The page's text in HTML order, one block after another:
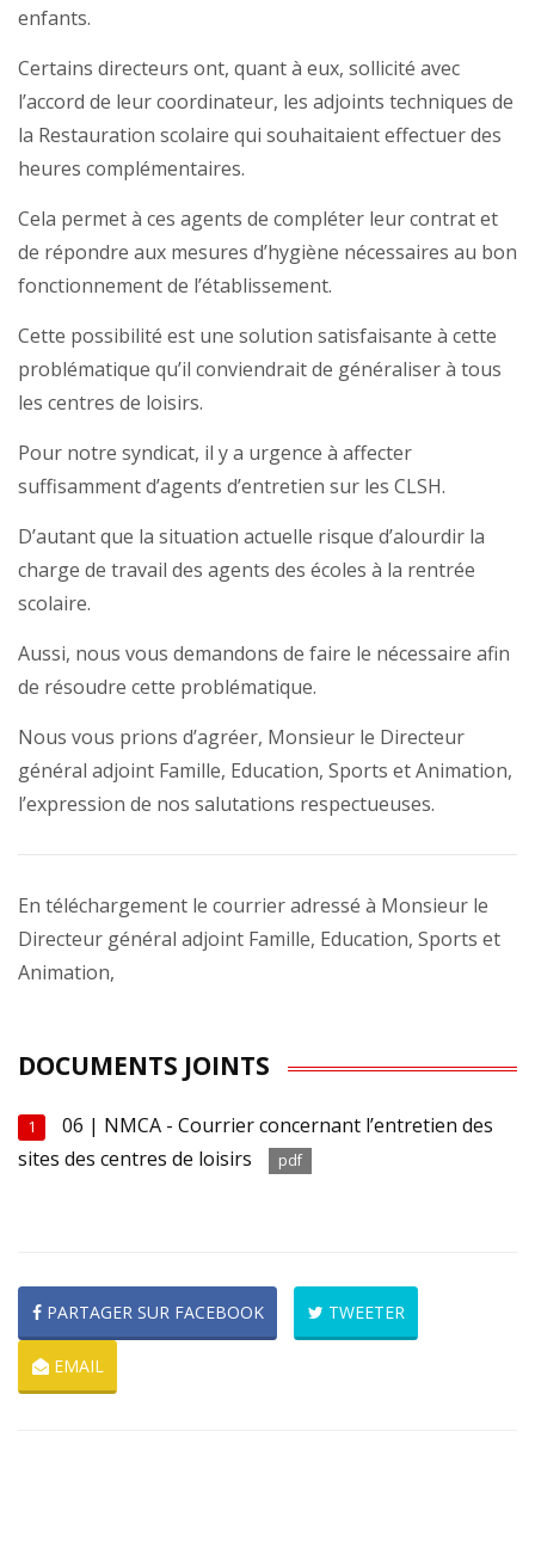
enfants.
Certains directeurs ont, quant à eux, sollicité avec
l’accord de leur coordinateur, les adjoints techniques de
la Restauration scolaire qui souhaitaient effectuer des
heures complémentaires.
Cela permet à ces agents de compléter leur contrat et
de répondre aux mesures d’hygiène nécessaires au bon
fonctionnement de l’établissement.
Cette possibilité est une solution satisfaisante à cette
problématique qu’il conviendrait de généraliser à tous
les centres de loisirs.
Pour notre syndicat, il y a urgence à affecter
suffisamment d’agents d’entretien sur les CLSH.
D’autant que la situation actuelle risque d’alourdir la
charge de travail des agents des écoles à la rentrée
scolaire.
Aussi, nous vous demandons de faire le nécessaire afin
de résoudre cette problématique.
Nous vous prions d’agréer, Monsieur le Directeur
général adjoint Famille, Education, Sports et Animation,
l’expression de nos salutations respectueuses.
En téléchargement le courrier adressé à Monsieur le
Directeur général adjoint Famille, Education, Sports et
Animation,
DOCUMENTS JOINTS
1
06 | NMCA - Courrier concernant l’entretien des
sites des centres de loisirs
pdf
PARTAGER SUR FACEBOOK TWEETER
EMAIL